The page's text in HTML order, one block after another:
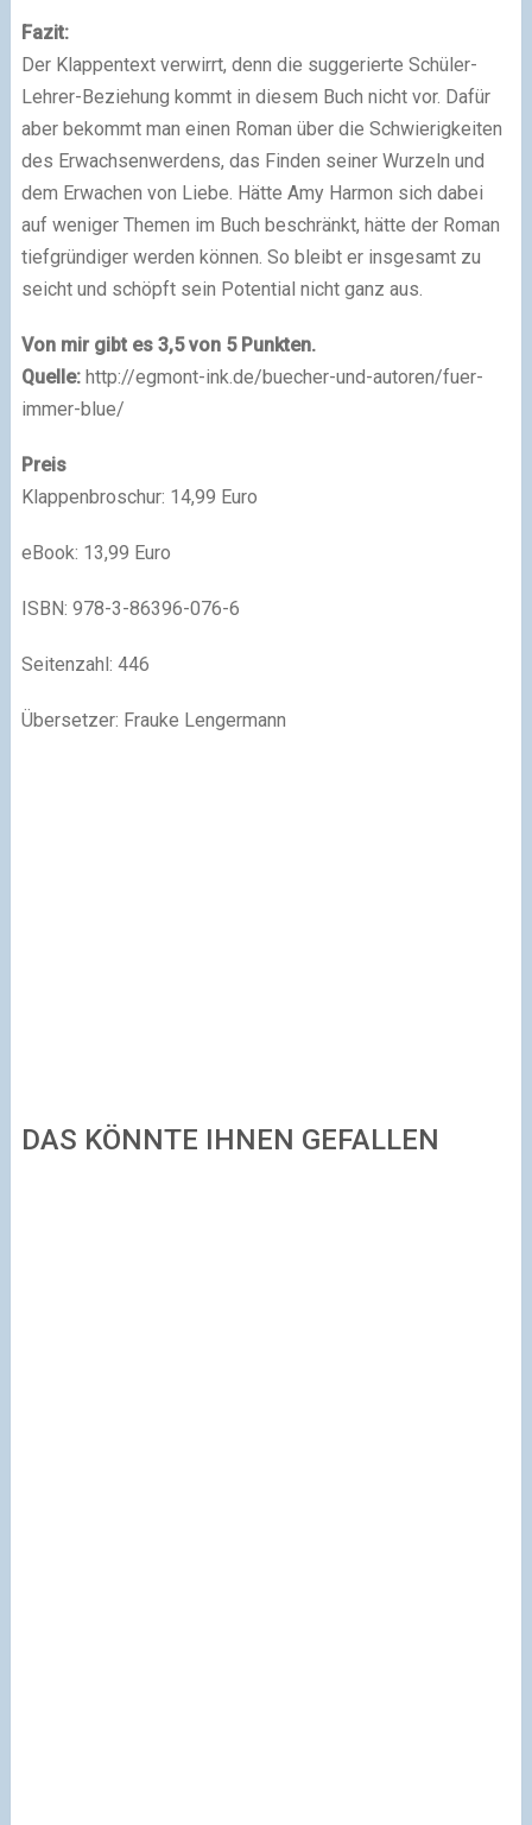
Fazit:
Der Klappentext verwirrt, denn die suggerierte Schüler-
Lehrer-Beziehung kommt in diesem Buch nicht vor. Dafür
aber bekommt man einen Roman über die Schwierigkeiten
des Erwachsenwerdens, das Finden seiner Wurzeln und
dem Erwachen von Liebe. Hätte Amy Harmon sich dabei
auf weniger Themen im Buch beschränkt, hätte der Roman
tiefgründiger werden können. So bleibt er insgesamt zu
seicht und schöpft sein Potential nicht ganz aus.
Von mir gibt es 3,5 von 5 Punkten.
Quelle:http://egmont-ink.de/buecher-und-autoren/fuer-
immer-blue/
Preis
Klappenbroschur: 14,99 Euro
eBook: 13,99 Euro
ISBN: 978-3-86396-076-6
Seitenzahl: 446
Übersetzer: Frauke Lengermann
DAS KÖNNTE IHNEN GEFALLEN